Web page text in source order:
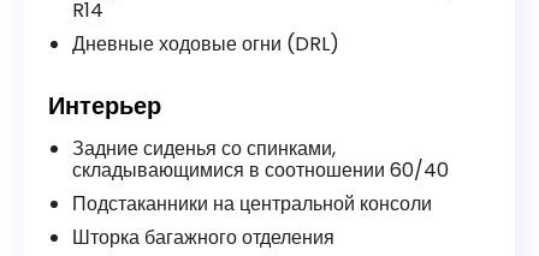
R14
Дневные ходовые огни (DRL)
Интерьер
Задние сиденья со спинками,
складывающимися в соотношении 60/40
Подстаканники на центральной консоли
Шторка багажного отделения